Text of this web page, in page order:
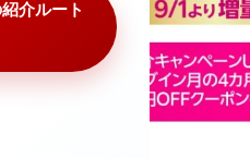
介ルート